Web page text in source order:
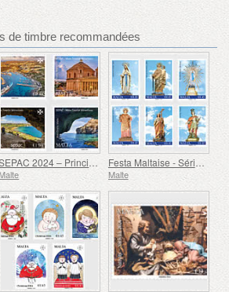
de timbre recommandées
SEPAC 2024 – Principales Attractions Touristiques Festa Maltaise - Série VIII
Malte